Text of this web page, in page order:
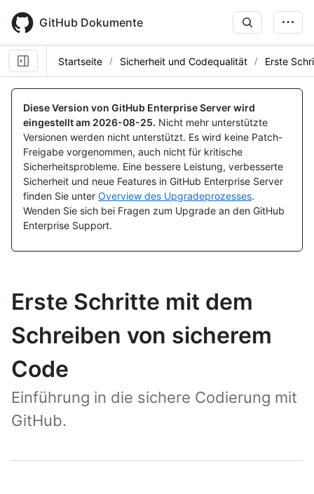
main
content
GitHub Dokumente
Startseite Sicherheit und Codequalität Erste
Diese Version von GitHub Enterprise Server wird
eingestellt am 2026-08-25. Nicht mehr unterstützte
Versionen werden nicht unterstützt. Es wird keine Patch-
Freigabe vorgenommen, auch nicht für kritische
Sicherheitsprobleme. Eine bessere Leistung, verbesserte
Sicherheit und neue Features in GitHub Enterprise Server
finden Sie unter Overview des Upgradeprozesses.
Wenden Sie sich bei Fragen zum Upgrade an den GitHub
Enterprise Support.
Erste Schritte mit dem
Schreiben von sicherem
Code
Einführung in die sichere Codierung mit
GitHub.